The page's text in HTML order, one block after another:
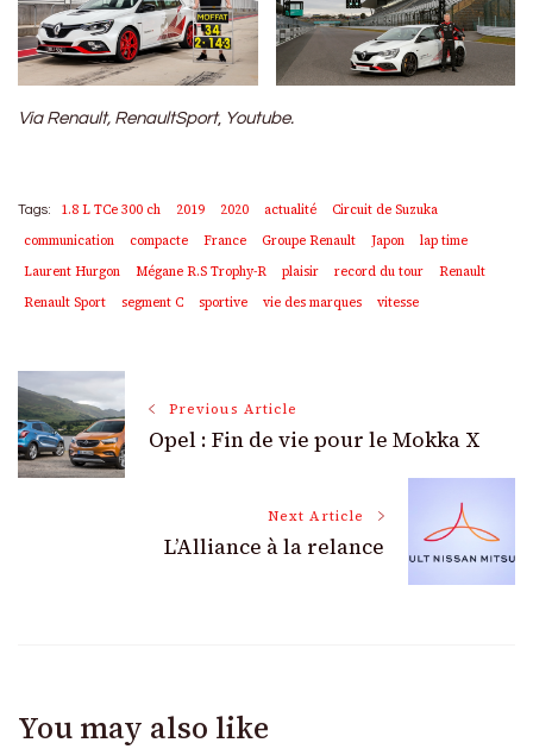
Via Renault, RenaultSport, Youtube.
Tags: 1.8 L TCe 300 ch 2019 2020 actualité
Circuit de Suzuka
communication
compacte France Groupe Renault Japon
lap time
Laurent Hurgon
Mégane R.S Trophy-R plaisir record du tour
Renault
Renault Sport
segment C sportive vie des marques vitesse
Post
Navigation
Previous Article
Opel : Fin de vie pour le Mokka X
Next Article
L’Alliance à la relance
You may also like